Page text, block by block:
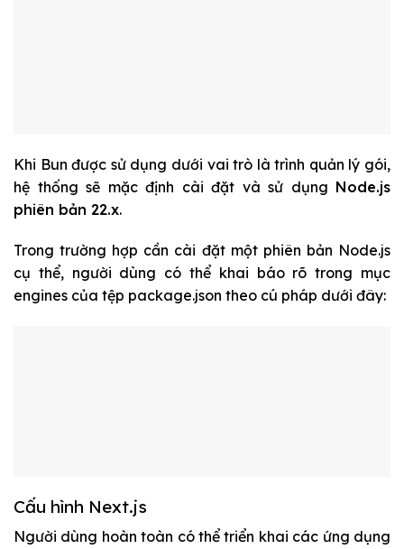
Khi Bun được sử dụng dưới vai trò là trình quản lý gói,
hệ thống sẽ mặc định cài đặt và sử dụng Node.js
phiên bản 22.x.
Trong trường hợp cần cài đặt một phiên bản Node.js
cụ thể, người dùng có thể khai báo rõ trong mục
engines của tệp package.json theo cú pháp dưới đây:
Cấu hình Next.js
Người dùng hoàn toàn có thể triển khai các ứng dụng